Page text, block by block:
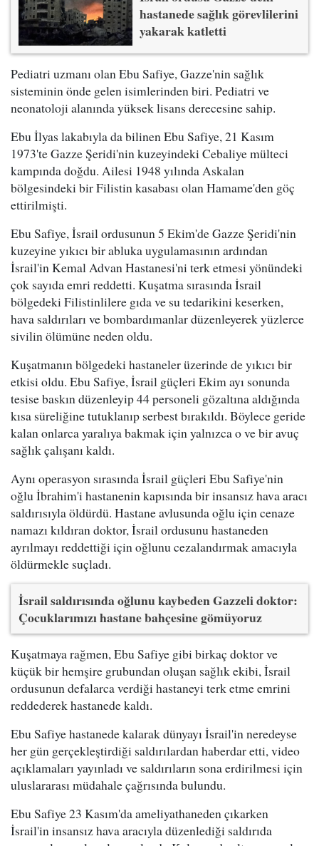
hastanede sağlık görevlilerini
yakarak katletti
Pediatri uzmanı olan Ebu Safiye, Gazze'nin sağlık
sisteminin önde gelen isimlerinden biri. Pediatri ve
neonatoloji alanında yüksek lisans derecesine sahip.
Ebu İlyas lakabıyla da bilinen Ebu Safiye, 21 Kasım
1973'te Gazze Şeridi'nin kuzeyindeki Cebaliye mülteci
kampında doğdu. Ailesi 1948 yılında Askalan
bölgesindeki bir Filistin kasabası olan Hamame'den göç
ettirilmişti.
Ebu Safiye, İsrail ordusunun 5 Ekim'de Gazze Şeridi'nin
kuzeyine yıkıcı bir abluka uygulamasının ardından
İsrail'in Kemal Advan Hastanesi'ni terk etmesi yönündeki
çok sayıda emri reddetti. Kuşatma sırasında İsrail
bölgedeki Filistinlilere gıda ve su tedarikini keserken,
hava saldırıları ve bombardımanlar düzenleyerek yüzlerce
sivilin ölümüne neden oldu.
Kuşatmanın bölgedeki hastaneler üzerinde de yıkıcı bir
etkisi oldu. Ebu Safiye, İsrail güçleri Ekim ayı sonunda
tesise baskın düzenleyip 44 personeli gözaltına aldığında
kısa süreliğine tutuklanıp serbest bırakıldı. Böylece geride
kalan onlarca yaralıya bakmak için yalnızca o ve bir avuç
sağlık çalışanı kaldı.
Aynı operasyon sırasında İsrail güçleri Ebu Safiye'nin
oğlu İbrahim'i hastanenin kapısında bir insansız hava aracı
saldırısıyla öldürdü. Hastane avlusunda oğlu için cenaze
namazı kıldıran doktor, İsrail ordusunu hastaneden
ayrılmayı reddettiği için oğlunu cezalandırmak amacıyla
öldürmekle suçladı.
İsrail saldırısında oğlunu kaybeden Gazzeli doktor:
Çocuklarımızı hastane bahçesine gömüyoruz
Kuşatmaya rağmen, Ebu Safiye gibi birkaç doktor ve
küçük bir hemşire grubundan oluşan sağlık ekibi, İsrail
ordusunun defalarca verdiği hastaneyi terk etme emrini
reddederek hastanede kaldı.
Ebu Safiye hastanede kalarak dünyayı İsrail'in neredeyse
her gün gerçekleştirdiği saldırılardan haberdar etti, video
açıklamaları yayınladı ve saldırıların sona erdirilmesi için
uluslararası müdahale çağrısında bulundu.
Ebu Safiye 23 Kasım'da ameliyathaneden çıkarken
İsrail'in insansız hava aracıyla düzenlediği saldırıda